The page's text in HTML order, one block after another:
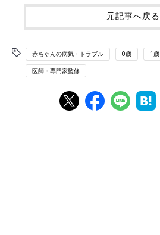
元記事へ戻る
赤ちゃんの病気・トラブル 0歳 1歳
医師・専門家監修